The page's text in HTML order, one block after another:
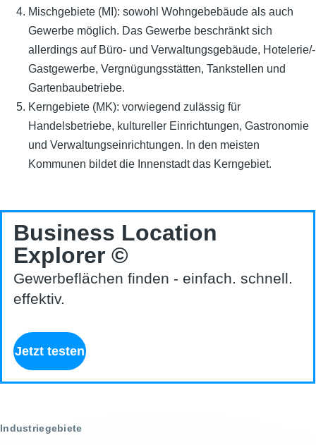
Mischgebiete (MI): sowohl Wohngebebäude als auch
Gewerbe möglich. Das Gewerbe beschränkt sich
allerdings auf Büro- und Verwaltungsgebäude, Hotelerie/-
Gastgewerbe, Vergnügungsstätten, Tankstellen und
Gartenbaubetriebe.
Kerngebiete (MK): vorwiegend zulässig für
Handelsbetriebe, kultureller Einrichtungen, Gastronomie
und Verwaltungseinrichtungen. In den meisten
Kommunen bildet die Innenstadt das Kerngebiet.
Business Location
Explorer ©
Gewerbeflächen finden - einfach. schnell.
effektiv.
Jetzt testen
Industriegebiete